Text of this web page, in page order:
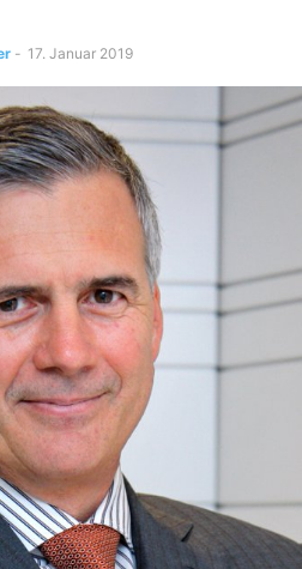
- 17. Januar 2019